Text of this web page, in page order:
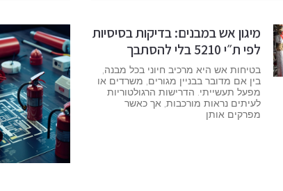
מיגון אש במבנים: בדיקות בסיסיות
לפי ת״י 5210 בלי להסתבך
בטיחות אש היא מרכיב חיוני בכל מבנה,
בין אם מדובר בבניין מגורים, משרדים או
מפעל תעשייתי. הדרישות הרגולטוריות
לעיתים נראות מורכבות, אך כאשר
מפרקים אותן